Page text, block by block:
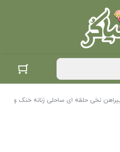
نخی حلقه ای ساحلی زنانه خنک و